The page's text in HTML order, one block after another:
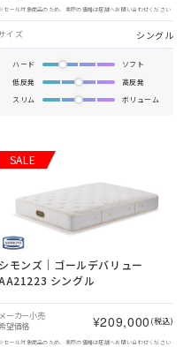
※セール対象商品のため、実際の価格は店舗へお問い合わせください
イズ シングル
ハード
ソフト
低反発
高反発
スリム
ボリューム
SALE
シモンズ｜ゴールデバリュー
シングル
メーカー小売
希望価格
¥209,000 (税込)
※セール対象商品のため、実際の価格は店舗へお問い合わせください